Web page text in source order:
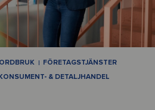
FÖRETAGSTJÄNSTER
& DETALJHANDEL